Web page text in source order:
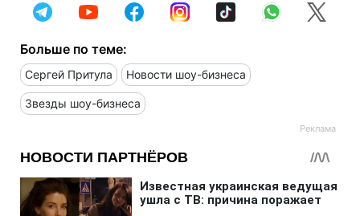
Больше по теме:
Сергей Притула Новости шоу-бизнеса
Звезды шоу-бизнеса